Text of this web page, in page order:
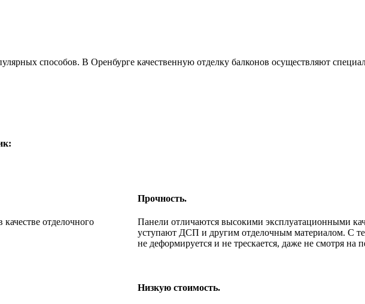
способов. В Оренбурге качественную отделку балконов осуществляют
отделочного
Прочность.
Панели отличаются высокими эксплуатационными
уступают ДСП и другим отделочным материалом. С
не деформируется и не трескается, даже не смотря на
Низкую стоимость.